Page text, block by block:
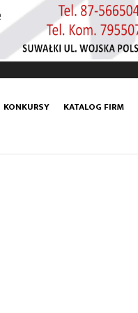
KONKURSY KATALOG FIRM